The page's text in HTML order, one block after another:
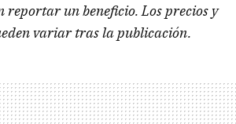
reportar un beneficio. Los precios y
variar tras la publicación.